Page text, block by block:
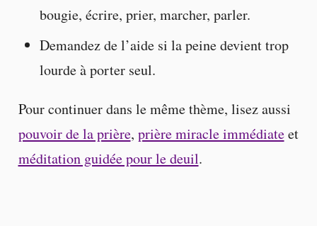
bougie, écrire, prier, marcher, parler.
Demandez de l’aide si la peine devient trop
lourde à porter seul.
Pour continuer dans le même thème, lisez aussi
pouvoir de la prière, prière miracle immédiateet
méditation guidée pour le deuil.